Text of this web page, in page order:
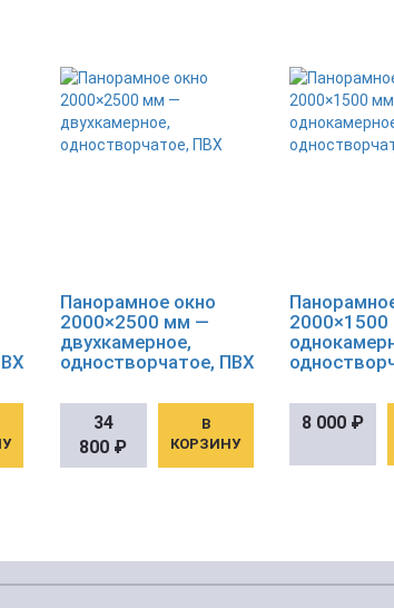
Панорамное окно
2000×2500 мм —
двухкамерное,
одностворчатое, ПВХ
34
800 ₽
В
КОРЗИНУ
8 000 ₽